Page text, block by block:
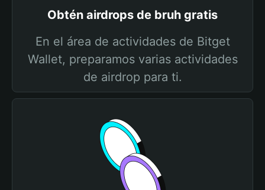
Obtén airdrops de bruh gratis
En el área de actividades de Bitget
Wallet, preparamos varias actividades
de airdrop para ti.